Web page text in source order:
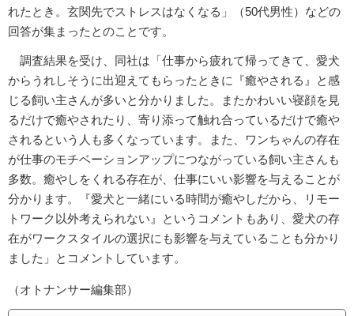
れたとき。玄関先でストレスはなくなる」（50代男性）などの
回答が集まったとのことです。
調査結果を受け、同社は「仕事から疲れて帰ってきて、愛犬
からうれしそうに出迎えてもらったときに『癒やされる』と感
じる飼い主さんが多いと分かりました。またかわいい寝顔を見
るだけで癒やされたり、寄り添って触れ合っているだけで癒や
されるという人も多くなっています。また、ワンちゃんの存在
が仕事のモチベーションアップにつながっている飼い主さんも
多数。癒やしをくれる存在が、仕事にいい影響を与えることが
分かります。『愛犬と一緒にいる時間が癒やしだから、リモー
トワーク以外考えられない』というコメントもあり、愛犬の存
在がワークスタイルの選択にも影響を与えていることも分かり
ました」とコメントしています。
（オトナンサー編集部）